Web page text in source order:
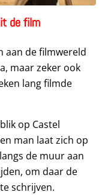
de film
aan de filmwereld
maar zeker ook
lang filmde
op Castel
man laat zich op
de muur aan
om daar de
schrijven.